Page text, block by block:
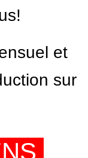
et
sur